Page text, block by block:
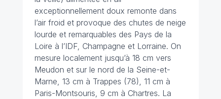
exceptionnellement doux remonte dans
l’air froid et provoque des chutes de neige
lourde et remarquables des Pays de la
Loire à l’IDF, Champagne et Lorraine. On
mesure localement jusqu’à 18 cm vers
Meudon et sur le nord de la Seine-et-
Marne, 13 cm à Trappes (78), 11 cm à
Paris-Montsouris, 9 cm à Chartres. La